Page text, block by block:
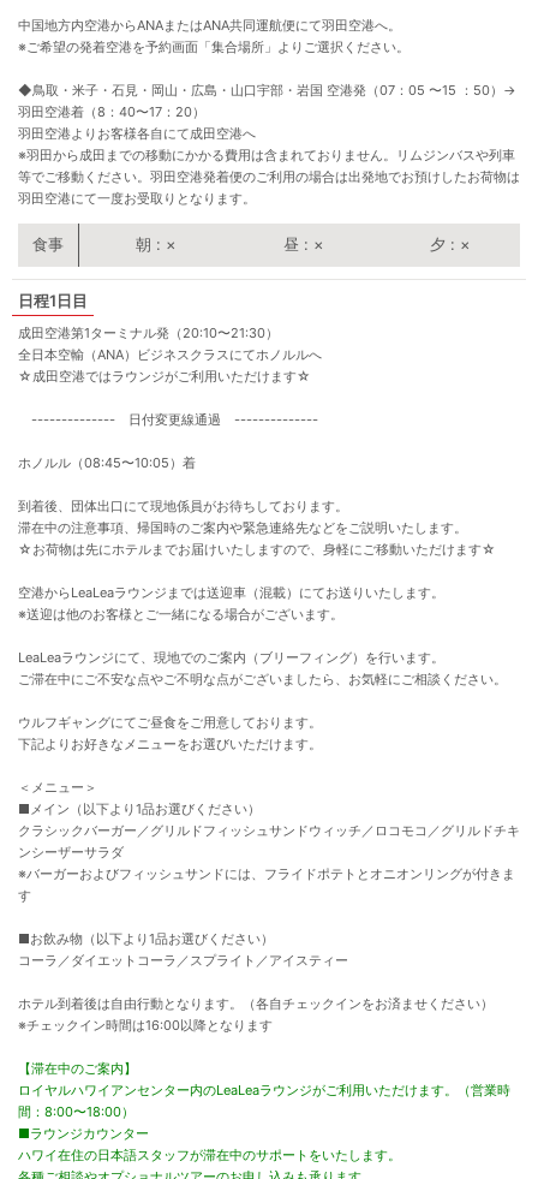
中国地方内空港からANAまたはANA共同運航便にて羽田空港へ。
※ご希望の発着空港を予約画面「集合場所」よりご選択ください。
◆鳥取・米子・石見・岡山・広島・山口宇部・岩国 空港発（07：05 〜15 ：50） →
羽田空港着（8：40〜17：20）
羽田空港よりお客様各自にて成田空港へ
※羽田から成田までの移動にかかる費用は含まれておりません。リムジンバスや列車
等でご移動ください。羽田空港発着便のご利用の場合は出発地でお預けしたお荷物は
羽田空港にて一度お受取りとなります。
朝 × 昼 × 夕 ×
1日目
成田空港第1ターミナル発（20:10〜21:30）
全日本空輸（ANA）ビジネスクラスにてホノルルへ
☆成田空港ではラウンジがご利用いただけます☆
-------------- 日付変更線通過 --------------
ホノルル（08:45〜10:05）着
到着後、団体出口にて現地係員がお待ちしております。
滞在中の注意事項、帰国時のご案内や緊急連絡先などをご説明いたします。
☆お荷物は先にホテルまでお届けいたしますので、身軽にご移動いただけます☆
空港からLeaLeaラウンジまでは送迎車（混載）にてお送りいたします。
※送迎は他のお客様とご一緒になる場合がございます。
LeaLeaラウンジにて、現地でのご案内（ブリーフィング）を行います。
ご滞在中にご不安な点やご不明な点がございましたら、お気軽にご相談ください。
ウルフギャングにてご昼食をご用意しております。
下記よりお好きなメニューをお選びいただけます。
＜メニュー＞
■メイン（以下より1品お選びください）
クラシックバーガー／グリルドフィッシュサンドウィッチ／ロコモコ／グリルドチキ
ンシーザーサラダ
※バーガーおよびフィッシュサンドには、フライドポテトとオニオンリングが付きま
す
■お飲み物（以下より1品お選びください）
コーラ／ダイエットコーラ／スプライト／アイスティー
ホテル到着後は自由行動となります。（各自チェックインをお済ませください）
※チェックイン時間は16:00以降となります
【滞在中のご案内】
ロイヤルハワイアンセンター内のLeaLeaラウンジがご利用いただけます。（営業時
間：8:00〜18:00）
■ラウンジカウンター
ハワイ在住の日本語スタッフが滞在中のサポートをいたします。